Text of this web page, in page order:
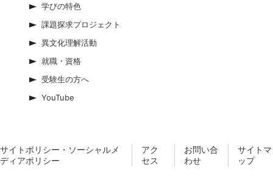
学びの特色
課題探求プロジェクト
異文化理解活動
就職・資格
受験生の方へ
YouTube
サイトポリシー・ソーシャルメ
ディアポリシー
アク
セス
お問い合
わせ
サイトマ
ップ